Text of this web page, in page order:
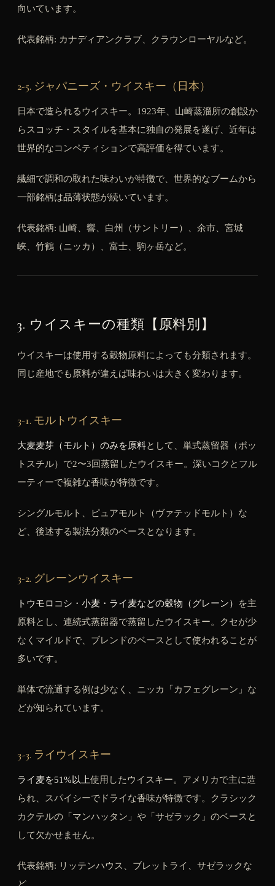
向いています。
代表銘柄: カナディアンクラブ、クラウンローヤルなど。
2-5. ジャパニーズ・ウイスキー（日本）
日本で造られるウイスキー。1923年、山崎蒸溜所の創設か
らスコッチ・スタイルを基本に独自の発展を遂げ、近年は
世界的なコンペティションで高評価を得ています。
繊細で調和の取れた味わいが特徴で、世界的なブームから
一部銘柄は品薄状態が続いています。
代表銘柄: 山崎、響、白州（サントリー）、余市、宮城
峡、竹鶴（ニッカ）、富士、駒ヶ岳など。
3. ウイスキーの種類【原料別】
ウイスキーは使用する穀物原料によっても分類されます。
同じ産地でも原料が違えば味わいは大きく変わります。
3-1. モルトウイスキー
大麦麦芽（モルト）のみを原料として、単式蒸留器（ポッ
トスチル）で2〜3回蒸留したウイスキー。深いコクとフル
ーティーで複雑な香味が特徴です。
シングルモルト、ピュアモルト（ヴァテッドモルト）な
ど、後述する製法分類のベースとなります。
3-2. グレーンウイスキー
トウモロコシ・小麦・ライ麦などの穀物（グレーン）
を主
原料とし、連続式蒸留器で蒸留したウイスキー。クセが少
なくマイルドで、ブレンドのベースとして使われることが
多いです。
単体で流通する例は少なく、ニッカ「カフェグレーン」な
どが知られています。
3-3. ライウイスキー
ライ麦を51%以上使用したウイスキー。アメリカで主に造
られ、スパイシーでドライな香味が特徴です。クラシック
カクテルの「マンハッタン」や「サゼラック」のベースと
して欠かせません。
代表銘柄: リッテンハウス、ブレットライ、サゼラックな
ど。